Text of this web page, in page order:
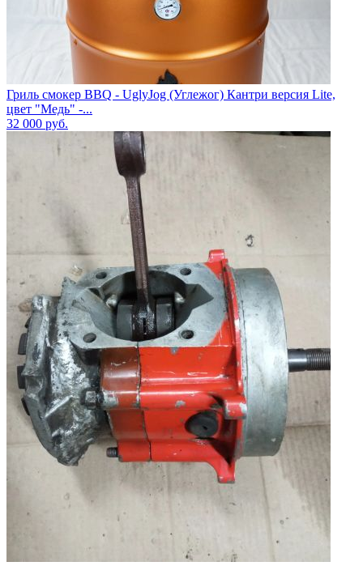
Гриль смокер BBQ - UglyJog (Углежог) Кантри версия Lite,
цвет "Медь" -...
32 000 руб.